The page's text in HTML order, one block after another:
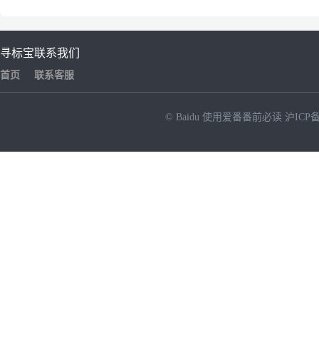
寻标宝
首页
联系我们
联系客服
© Baidu 使用爱番番前必读 沪ICP